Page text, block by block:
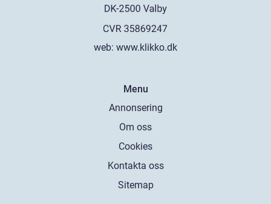
web: www.klikko.dk
Menu
Annonsering
Om oss
Cookies
Kontakta oss
Sitemap